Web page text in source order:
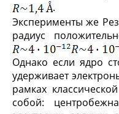
.
Эксперименты же
радиус
Однако если ядро
удерживает
рамках
собой: